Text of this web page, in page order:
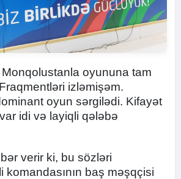
oyununa tam
izləmişəm.
oyun sərgilədi. Kifayət
idi və layiqli qələbə
verir ki, bu sözləri
komandasının baş məşqçisi